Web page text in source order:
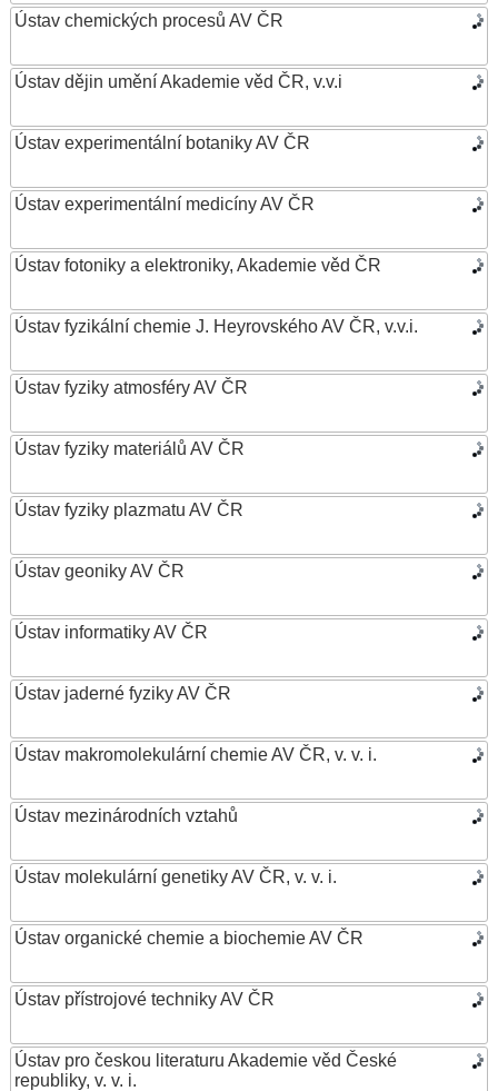
Ústav chemických procesů AV ČR
Ústav dějin umění Akademie věd ČR, v.v.i
Ústav experimentální botaniky AV ČR
Ústav experimentální medicíny AV ČR
Ústav fotoniky a elektroniky, Akademie věd ČR
Ústav fyzikální chemie J. Heyrovského AV ČR, v.v.i.
Ústav fyziky atmosféry AV ČR
Ústav fyziky materiálů AV ČR
Ústav fyziky plazmatu AV ČR
Ústav geoniky AV ČR
Ústav informatiky AV ČR
Ústav jaderné fyziky AV ČR
Ústav makromolekulární chemie AV ČR, v. v. i.
Ústav mezinárodních vztahů
Ústav molekulární genetiky AV ČR, v. v. i.
Ústav organické chemie a biochemie AV ČR
Ústav přístrojové techniky AV ČR
Ústav pro českou literaturu Akademie věd České
republiky, v. v. i.